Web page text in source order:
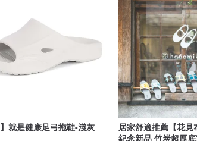
】就是健康足弓拖鞋-淺灰
居家舒適推薦【花
紀念新品 竹炭超厚